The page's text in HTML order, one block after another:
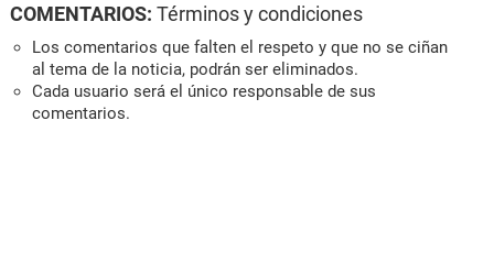
COMENTARIOS: Términos y condiciones
Los comentarios que falten el respeto y que no se ciñan
al tema de la noticia, podrán ser eliminados.
Cada usuario será el único responsable de sus
comentarios.